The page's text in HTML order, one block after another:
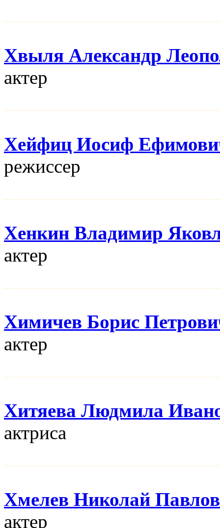
Хвыля Александр
актер
Хейфиц Иосиф
режисcер
Хенкин Владимир
актер
Химичев Борис
актер
Хитяева Людмила
актриса
Хмелев Николай
актер